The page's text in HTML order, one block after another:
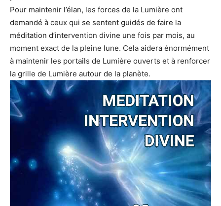
Pour maintenir l’élan, les forces de la Lumière ont
demandé à ceux qui se sentent guidés de faire la
méditation d’intervention divine une fois par mois, au
moment exact de la pleine lune. Cela aidera énormément
à maintenir les portails de Lumière ouverts et à renforcer
la grille de Lumière autour de la planète.